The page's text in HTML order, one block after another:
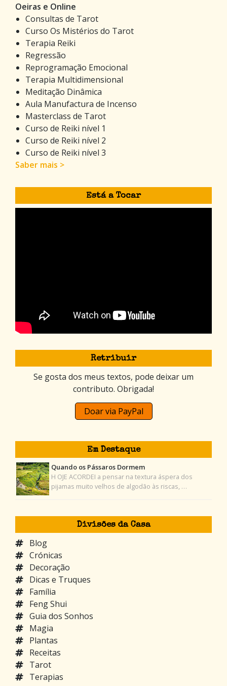
Oeiras e Online
Consultas de Tarot
Curso Os Mistérios do Tarot
Terapia Reiki
Regressão
Reprogramação Emocional
Terapia Multidimensional
Meditação Dinâmica
Aula Manufactura de Incenso
Masterclass de Tarot
Curso de Reiki nível 1
Curso de Reiki nível 2
Curso de Reiki nível 3
Saber mais >
Está a Tocar
Retribuir
Se gosta dos meus textos, pode deixar um
contributo. Obrigada!
Doar via PayPal
Em Destaque
Quando os Pássaros Dormem
H OJE ACORDEI a pensar na textura áspera dos
pijamas muito velhos de algodão às riscas, …
Divisões da Casa
Blog
Crónicas
Decoração
Dicas e Truques
Família
Feng Shui
Guia dos Sonhos
Magia
Plantas
Receitas
Tarot
Terapias